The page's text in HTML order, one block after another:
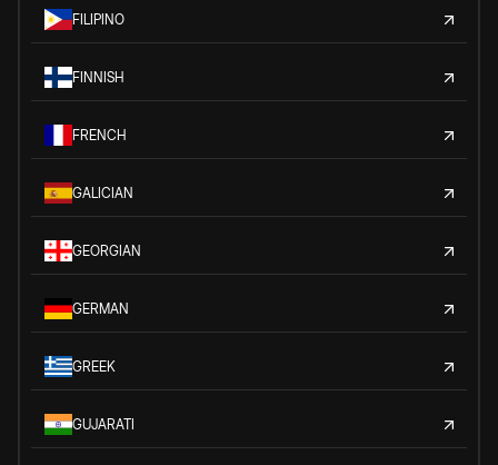
FILIPINO
FINNISH
FRENCH
GALICIAN
GEORGIAN
GERMAN
GREEK
GUJARATI